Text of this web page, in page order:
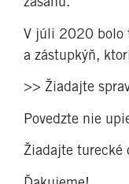
V júli 2020 bolo
a zástupkýň,
>> Žiadajte
Povedzte nie
Žiadajte turecké